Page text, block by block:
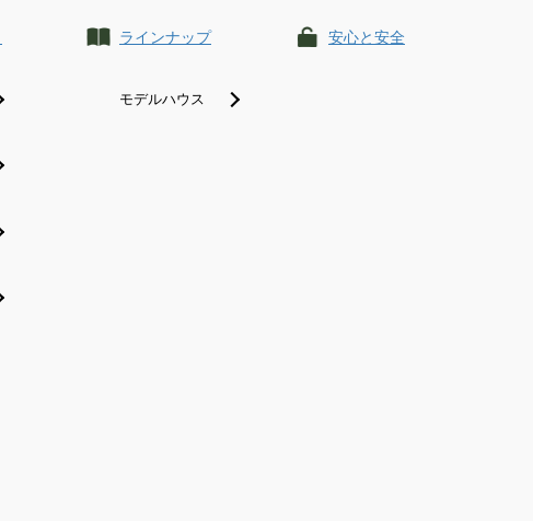
ラインナップ
モデルハウス
安心と安全